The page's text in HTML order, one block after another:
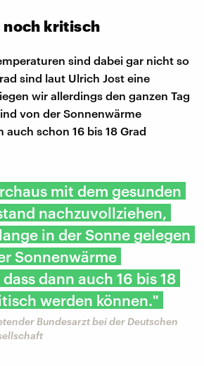
noch kritisch
sind dabei gar nicht so
sind laut Ulrich Jost eine
wir allerdings den ganzen Tag
von der Sonnenwärme
schon 16 bis 18 Grad
mit dem gesunden
nachzuvollziehen,
in der Sonne gelegen
Sonnenwärme
dann auch 16 bis 18
werden können."
Bundesarzt bei der Deutschen